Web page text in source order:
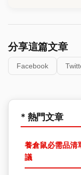
分享這篇文章
Facebook
* 熱門文章
養倉鼠必需品清
議